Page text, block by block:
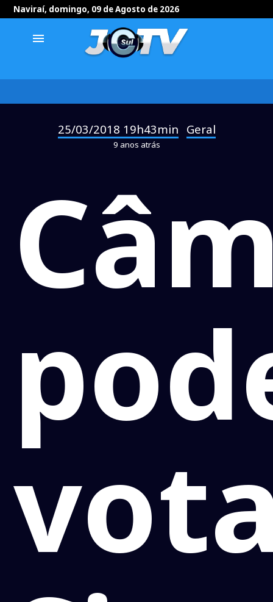
Naviraí, domingo, 09 de Agosto de 2026
menu
25/03/2018 19h43min Geral
9 anos atrás